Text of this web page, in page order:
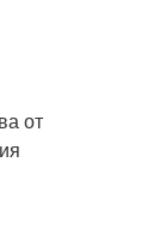
от